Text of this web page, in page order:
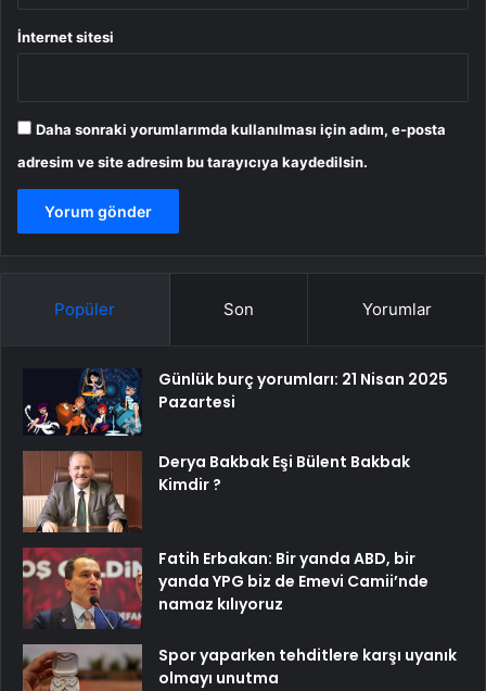
İnternet sitesi
Daha sonraki yorumlarımda kullanılması için adım, e-posta
adresim ve site adresim bu tarayıcıya kaydedilsin.
Popüler Son Yorumlar
Günlük burç yorumları: 21 Nisan 2025
Pazartesi
Derya Bakbak Eşi Bülent Bakbak
Kimdir ?
Fatih Erbakan: Bir yanda ABD, bir
yanda YPG biz de Emevi Camii’nde
namaz kılıyoruz
Spor yaparken tehditlere karşı uyanık
olmayı unutma